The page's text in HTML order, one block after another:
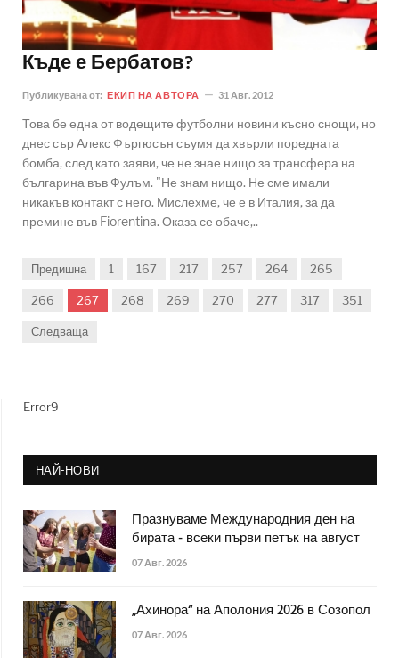
Къде е Бербатов?
Публикувана от: ЕКИП НА АВТОРА 31 Авг. 2012
Това бе една от водещите футболни новини късно снощи, но
днес сър Алекс Фъргюсън съумя да хвърли поредната
бомба, след като заяви, че не знае нищо за трансфера на
българина във Фулъм. "Не знам нищо. Не сме имали
никакъв контакт с него. Мислехме, че е в Италия, за да
премине във Fiorentina. Оказа се обаче,..
Предишна 1 167 217 257 264 265
266 267 268 269 270 277 317 351
Следваща
Error9
НАЙ-НОВИ
Празнуваме Международния ден на
бирата - всеки първи петък на август
07 Авг. 2026
„Ахинора“ на Аполония 2026 в Созопол
07 Авг. 2026